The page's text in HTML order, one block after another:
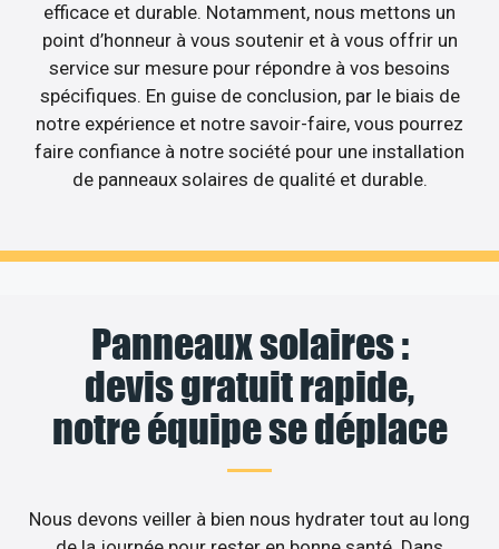
efficace et durable. Notamment, nous mettons un
point d’honneur à vous soutenir et à vous offrir un
service sur mesure pour répondre à vos besoins
spécifiques. En guise de conclusion, par le biais de
notre expérience et notre savoir-faire, vous pourrez
faire confiance à notre société pour une installation
de panneaux solaires de qualité et durable.
Panneaux solaires :
devis gratuit rapide,
notre équipe se déplace
Nous devons veiller à bien nous hydrater tout au long